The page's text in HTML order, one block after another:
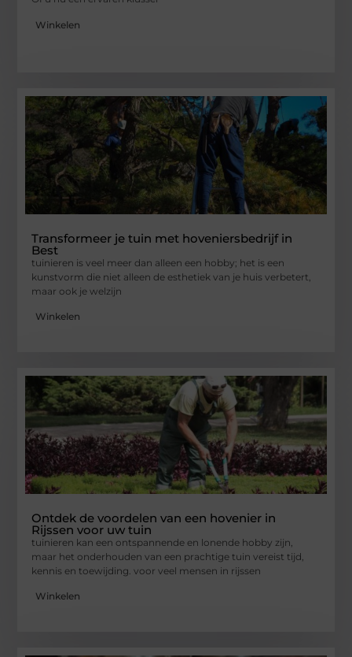
Winkelen
Transformeer je tuin met hoveniersbedrijf in
Best
tuinieren is veel meer dan alleen een hobby; het is een
kunstvorm die niet alleen de esthetiek van je huis verbetert,
maar ook je welzijn
Winkelen
Ontdek de voordelen van een hovenier in
Rijssen voor uw tuin
tuinieren kan een ontspannende en lonende hobby zijn,
maar het onderhouden van een prachtige tuin vereist tijd,
kennis en toewijding. voor veel mensen in rijssen
Winkelen